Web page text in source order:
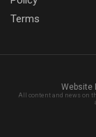
Terms
Website
All content and news on